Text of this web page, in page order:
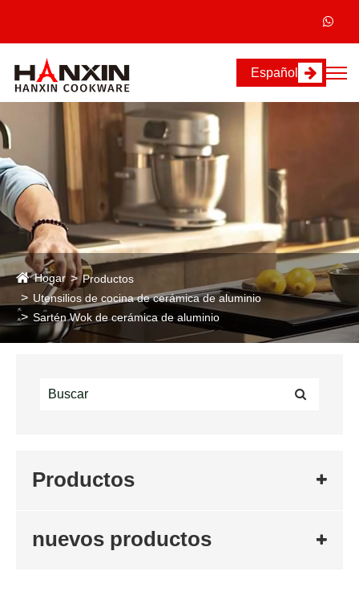
Español
Hogar
Productos
Utensilios de cocina de cerámica de aluminio
Sartén Wok de cerámica de aluminio
Productos
nuevos productos